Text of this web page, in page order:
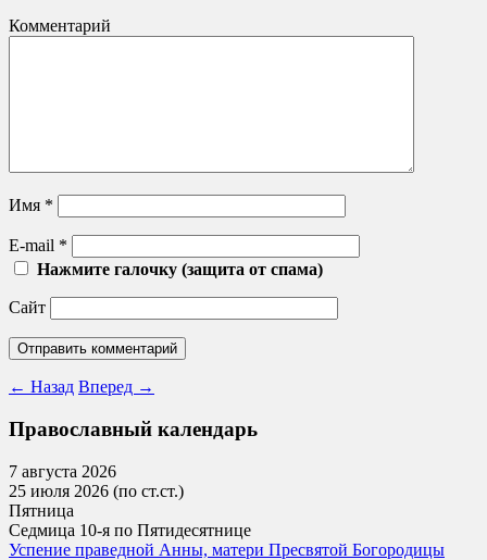
Комментарий
Имя *
E-mail *
Нажмите галочку (защита от спама)
Сайт
← Назад Вперед →
Православный календарь
7 августа 2026
25 июля 2026 (по ст.ст.)
Пятница
Седмица 10-я по Пятидесятнице
Успение праведной Анны, матери Пресвятой Богородицы